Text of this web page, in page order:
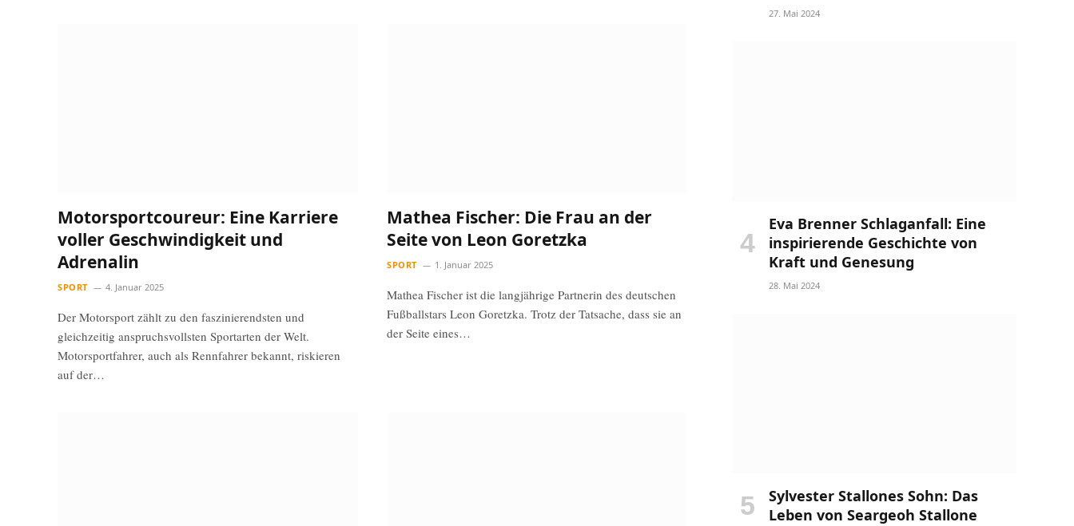
Motorsportcoureur: Eine Karriere
voller Geschwindigkeit und
Adrenalin
SPORT 4. Januar 2025
Der Motorsport zählt zu den faszinierendsten und
gleichzeitig anspruchsvollsten Sportarten der Welt.
Motorsportfahrer, auch als Rennfahrer bekannt, riskieren
auf der…
Mathea Fischer: Die Frau an der
Seite von Leon Goretzka
SPORT 1. Januar 2025
Mathea Fischer ist die langjährige Partnerin des deutschen
Fußballstars Leon Goretzka. Trotz der Tatsache, dass sie an
der Seite eines…
27. Mai 2024
Eva Brenner Schlaganfall: Eine
inspirierende Geschichte von
Kraft und Genesung
28. Mai 2024
Sylvester Stallones Sohn: Das
Leben von Seargeoh Stallone